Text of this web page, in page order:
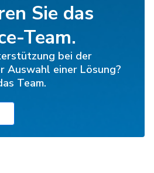
Sie das
Team.
bei der
Auswahl einer Lösung?
Team.